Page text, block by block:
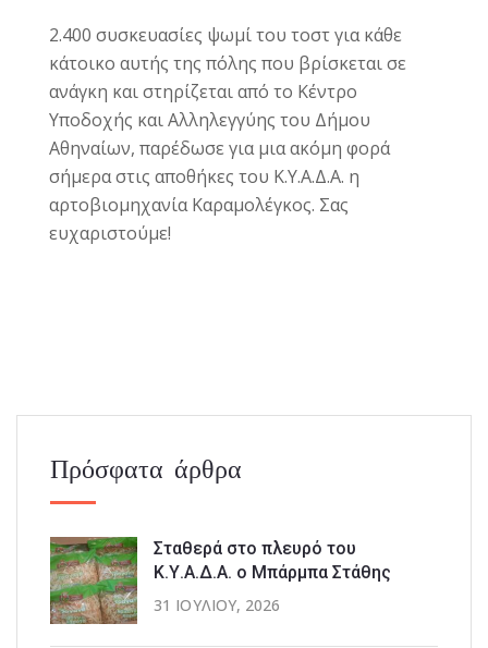
2.400 συσκευασίες ψωμί του τοστ για κάθε
κάτοικο αυτής της πόλης που βρίσκεται σε
ανάγκη και στηρίζεται από το Κέντρο
Υποδοχής και Αλληλεγγύης του Δήμου
Αθηναίων, παρέδωσε για μια ακόμη φορά
σήμερα στις αποθήκες του Κ.Υ.Α.Δ.Α. η
αρτοβιομηχανία Καραμολέγκος. Σας
ευχαριστούμε!
Πρόσφατα άρθρα
Σταθερά στο πλευρό του
Κ.Υ.Α.Δ.Α. ο Μπάρμπα Στάθης
31 ΙΟΥΛΊΟΥ, 2026